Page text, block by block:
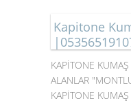
Kapitone
KAPİTONE KUMAŞ
ALANLAR
KAPİTONE KUMAŞ